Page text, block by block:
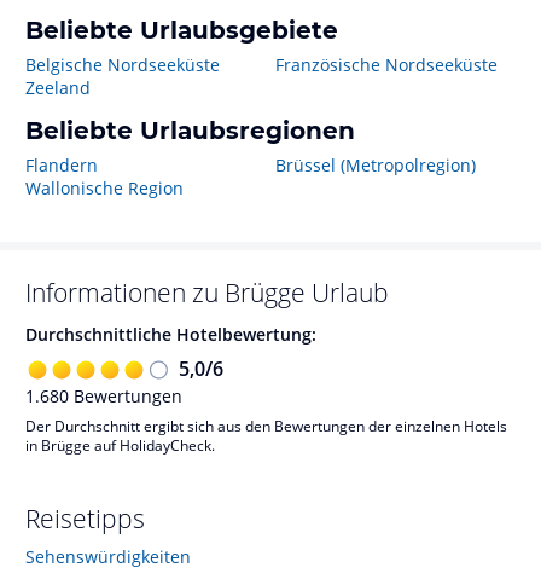
Beliebte Urlaubsgebiete
Belgische Nordseeküste
Zeeland
Französische Nordseeküste
Beliebte Urlaubsregionen
Flandern
Wallonische Region
Brüssel (Metropolregion)
Informationen zu Brügge Urlaub
Durchschnittliche Hotelbewertung:
5,0/6
1.680 Bewertungen
Der Durchschnitt ergibt sich aus den Bewertungen der einzelnen Hotels
in Brügge auf HolidayCheck.
Reisetipps
Sehenswürdigkeiten